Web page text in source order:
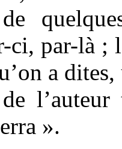
ci, par-là ;
a
».